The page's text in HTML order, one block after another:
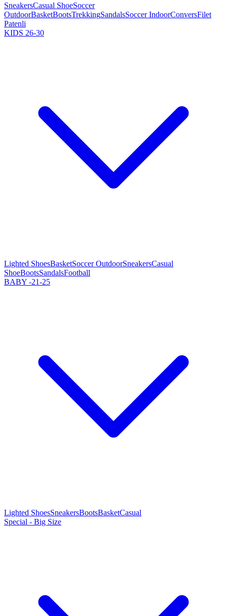
SneakersCasual ShoeSoccer
OutdoorBasketBootsTrekkingSandalsSoccer IndoorConversFilet
Patenli
KIDS 26-30
Lighted ShoesBasketSoccer OutdoorSneakersCasual
ShoeBootsSandalsFootball
BABY -21-25
Lighted ShoesSneakersBootsBasketCasual
Special - Big Size